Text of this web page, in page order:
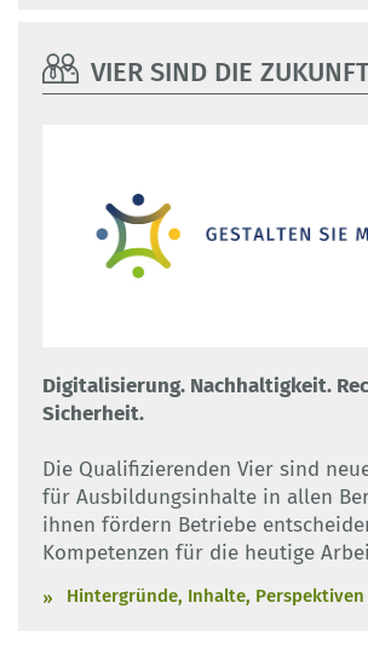
VIER SIND DIE
Digitalisierung. Nachhaltigkeit.
Sicherheit.
Die Qualifizierenden Vier sind
für Ausbildungsinhalte in allen
ihnen fördern Betriebe
Kompetenzen für die heutige
Hintergründe, Inhalte, Perspektiven